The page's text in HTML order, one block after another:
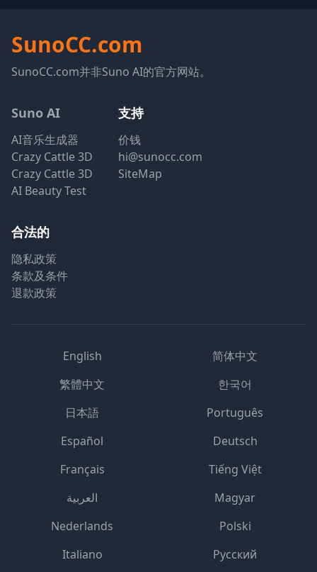
SunoCC.com
SunoCC.com并非Suno AI的官方网站。
Suno AI
AI音乐生成器
Crazy Cattle 3D
Crazy Cattle 3D
AI Beauty Test
支持
价钱
hi@sunocc.com
SiteMap
合法的
隐私政策
条款及条件
退款政策
English
简体中文
繁體中文
한국어
日本語
Português
Español
Deutsch
Français
Tiếng Việt
العربية
Magyar
Nederlands
Polski
Italiano
Русский